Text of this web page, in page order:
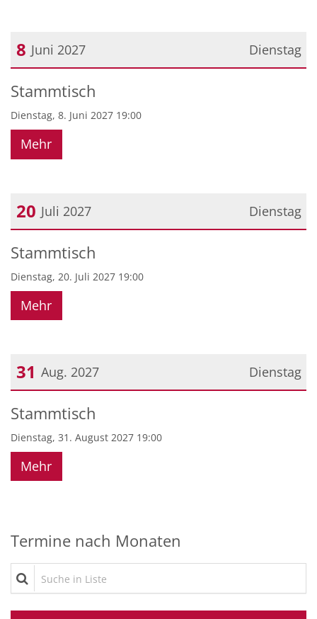
Dienstag
8 Juni 2027
Datum: 8. Juni 2027
Stammtisch
Dienstag, 8. Juni 2027 19:00
Mehr
Dienstag
20 Juli 2027
Datum: 20. Juli 2027
Stammtisch
Dienstag, 20. Juli 2027 19:00
Mehr
Dienstag
31 Aug. 2027
Datum: 31. August 2027
Stammtisch
Dienstag, 31. August 2027 19:00
Mehr
Termine nach Monaten
Suche in Liste